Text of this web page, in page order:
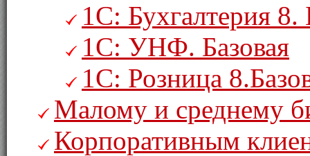
1С: Бухгалтерия 8.
1С: УНФ. Базовая
1С: Розница
Малому и среднему
Корпоративным